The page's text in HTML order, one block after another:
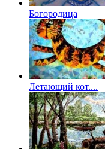
Богородица
Летающий кот....